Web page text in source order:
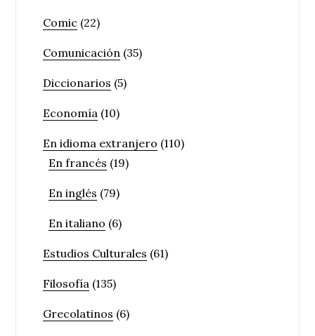
Comic (22)
Comunicación (35)
Diccionarios (5)
Economía (10)
En idioma extranjero (110)
En francés (19)
En inglés (79)
En italiano (6)
Estudios Culturales (61)
Filosofía (135)
Grecolatinos (6)